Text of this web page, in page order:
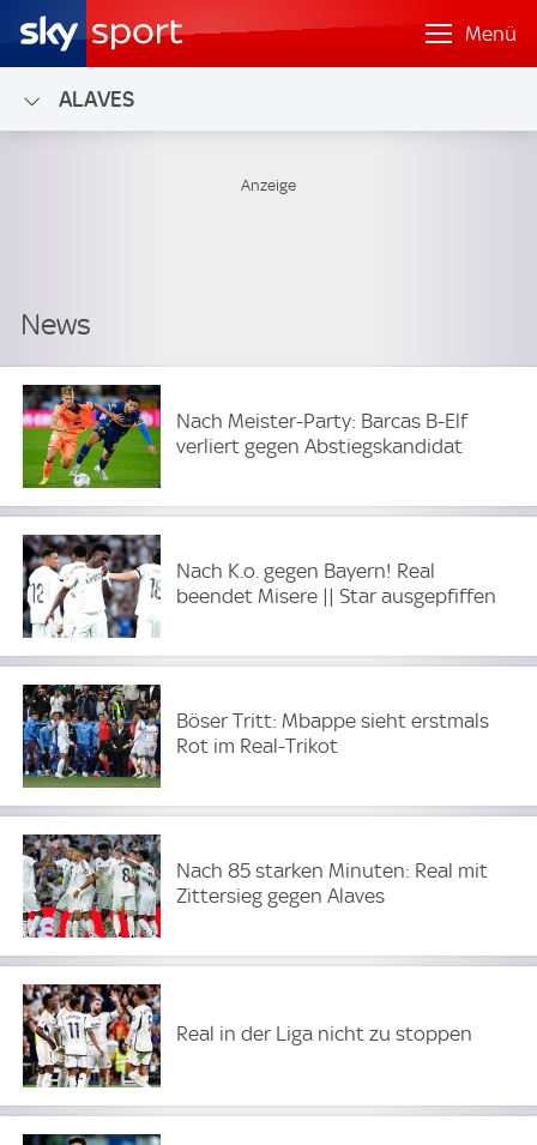
Menü
ALAVES
Nach Meister-Party: Barcas B-Elf
verliert gegen Abstiegskandidat
Nach K.o. gegen Bayern! Real
beendet Misere || Star ausgepfiffen
Böser Tritt: Mbappe sieht erstmals
Rot im Real-Trikot
Nach 85 starken Minuten: Real mit
Zittersieg gegen Alaves
Real in der Liga nicht zu stoppen